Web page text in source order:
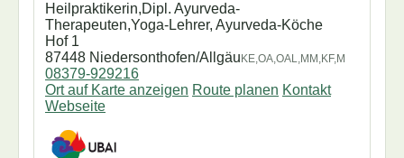
Klassische Massage
Kochkurse
Konsultationen
Körpertherapie
Kosmetik
Lomi
MarmaChikitsa
Mukabhyanga
Nasya
Netra Tarpana
neueintrag
Oelguss
Heilpraktikerin,Dipl. Ayurveda-
Therapeuten,Yoga-Lehrer, Ayurveda-Köche
Hof 1
87448 Niedersonthofen/Allgäu KE,OA,OAL,MM,KF,M
08379-929216
Ort auf Karte anzeigen Route planen Kontakt
Webseite